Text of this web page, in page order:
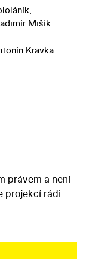
Mišík
Kravka
právem a není
projekcí rádi